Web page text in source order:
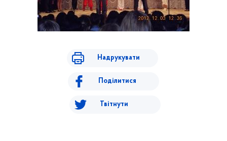
Надрукувати
Поділитися
Твітнути